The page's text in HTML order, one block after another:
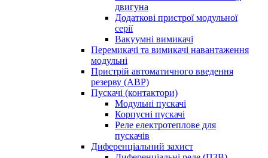
двигуна
Додаткові пристрої модульної
серії
Вакуумні вимикачі
Перемикачі та вимикачі навантаження
модульні
Пристрій автоматичного введення
резерву (АВР)
Пускачі (контактори)
Модульні пускачі
Корпусні пускачі
Реле електротеплове для
пускачів
Диференціальний захист